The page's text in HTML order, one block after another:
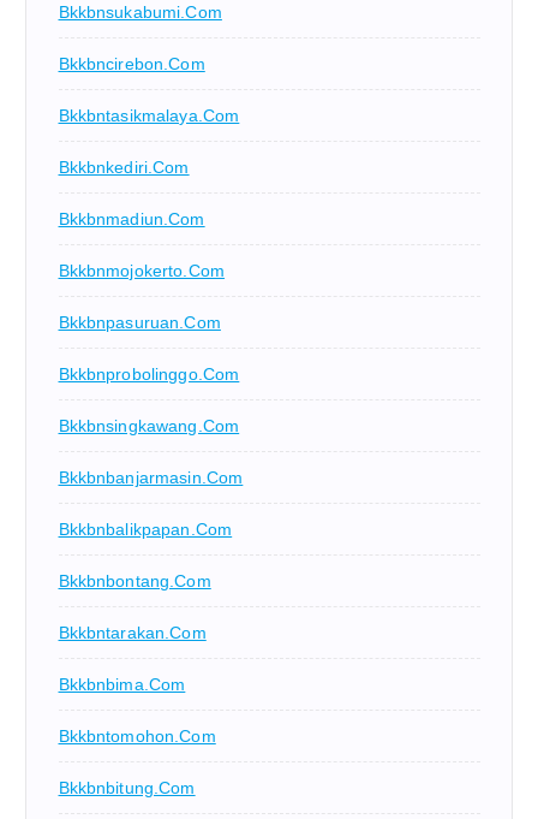
Bkkbnsukabumi.com
Bkkbncirebon.com
Bkkbntasikmalaya.com
Bkkbnkediri.com
Bkkbnmadiun.com
Bkkbnmojokerto.com
Bkkbnpasuruan.com
Bkkbnprobolinggo.com
Bkkbnsingkawang.com
Bkkbnbanjarmasin.com
Bkkbnbalikpapan.com
Bkkbnbontang.com
Bkkbntarakan.com
Bkkbnbima.com
Bkkbntomohon.com
Bkkbnbitung.com